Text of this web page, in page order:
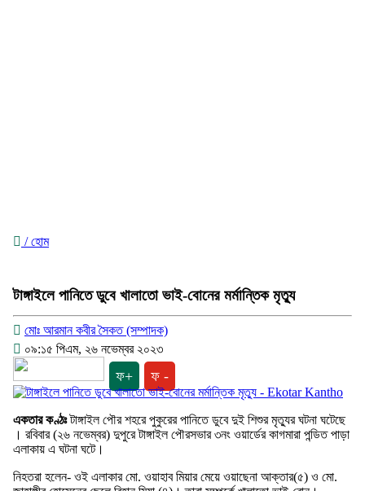
/ হোম
টাঙ্গাইলে পানিতে ডুবে খালাতো ভাই-বোনের মর্মান্তিক মৃত্যু
মোঃ আরমান কবীর সৈকত (সম্পাদক)
০৯:১৫ পিএম, ২৬ নভেম্বর ২০২৩
ফ+ ফ -
একতার কণ্ঠঃটাঙ্গাইল পৌর শহরে পুকুরের পানিতে ডুবে দুই শিশুর মৃত্যুর ঘটনা ঘটেছে
। রবিবার (২৬ নভেম্বর) দুপুরে টাঙ্গাইল পৌরসভার ৩নং ওয়ার্ডের কাগমারা পন্ডিত পাড়া
এলাকায় এ ঘটনা ঘটে।
নিহতরা হলেন- ওই এলাকার মো. ওয়াহাব মিয়ার মেয়ে ওয়াছেনা আক্তার(৫) ও মো.